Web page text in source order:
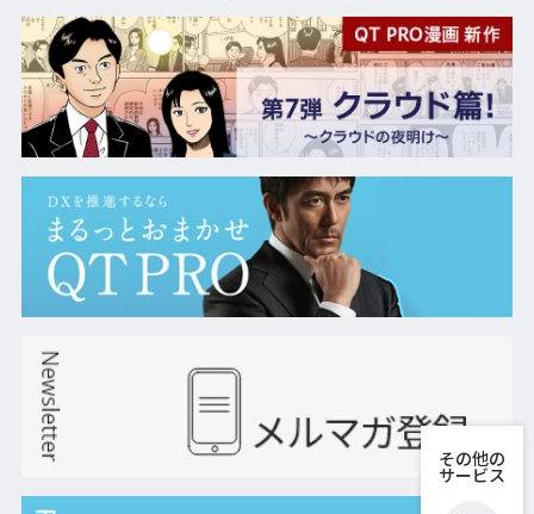
その他の
サービス